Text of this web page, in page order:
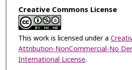
Creative Commons License
This work is licensed under a
Attribution-NonCommercial-No
International License.